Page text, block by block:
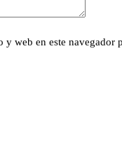
web en este navegador